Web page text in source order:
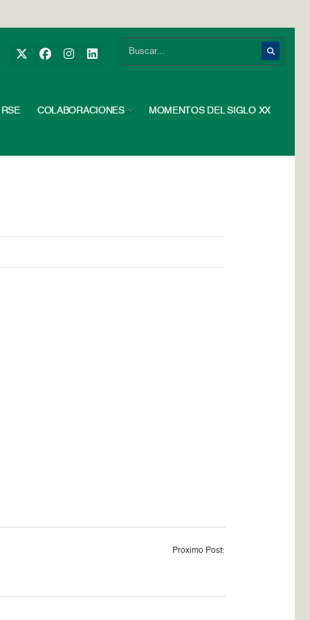
RSE COLABORACIONES MOMENTOS DEL SIGLO XX
Proximo Post: